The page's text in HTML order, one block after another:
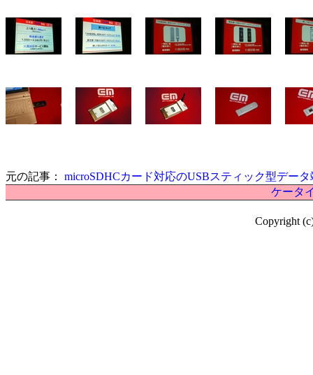
元の記事： microSDHCカード対応のUSBスティック型デー
ケータ
Copyright